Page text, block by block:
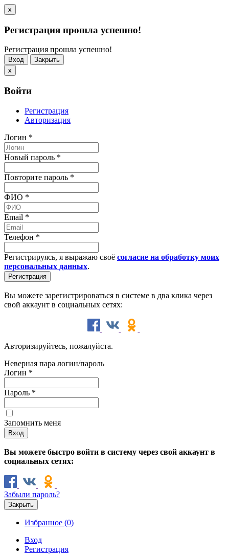
x
Регистрация прошла успешно!
Регистрация прошла успешно!
Вход
Закрыть
x
Войти
Регистрация
Авторизация
Логин *
Новый пароль *
Повторите пароль *
ФИО *
Email *
Телефон *
Регистрируясь, я выражаю своё согласие на обработку моих
персональных данных.
Вы можете зарегистрироваться в системе в два клика через
свой аккаунт в социальных сетях:
Авторизируйтесь, пожалуйста.
Неверная пара логин/пароль
Логин *
Пароль *
Запомнить меня
Вы можете быстро войти в систему через свой аккаунт в
социальных сетях:
Забыли пароль?
Закрыть
Избранное (0)
Вход
Регистрация